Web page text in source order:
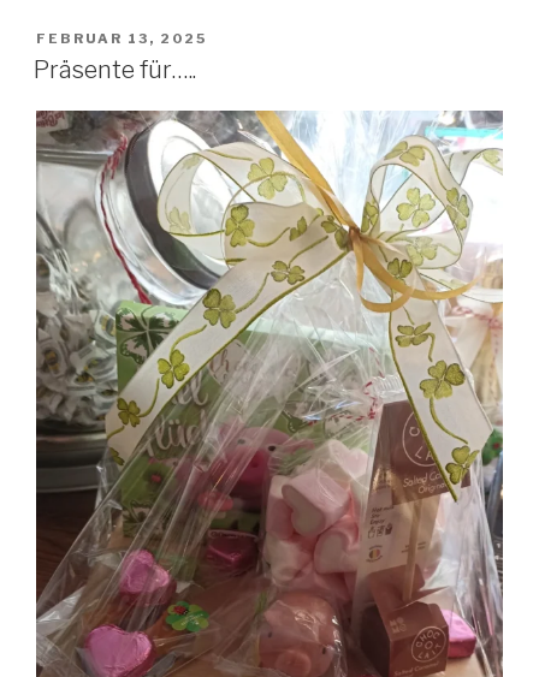
VERÖFFENTLICHT
AM
FEBRUAR 13, 2025
Präsente für…..